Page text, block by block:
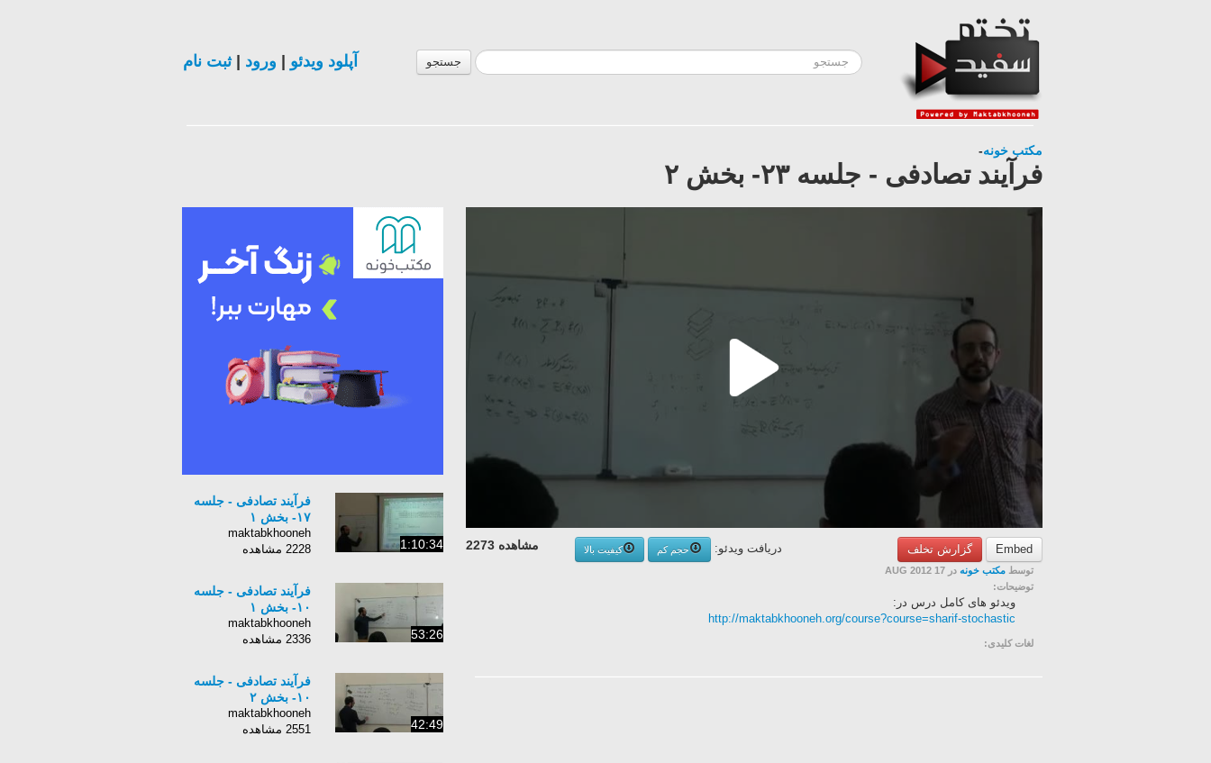
جستجو آپلود ویدئو ورود |ثبت نام
مکتب خونه-
فرآیند تصادفی - جلسه ۲۳- بخش ۲
Embed گزارش تخلف مشاهده 2273 دریافت ویدئو: حجم کم
کیفیت بالا
توسط مکتب خونه در 17 AUG 2012
توضیحات:
ویدئو های کامل درس در:
http://maktabkhooneh.org/course?course=sharif-stochastic
لغات کلیدی:
1:10:34
فرآیند تصادفی - جلسه
۱۷- بخش ۱
maktabkhooneh
2228 مشاهده
53:26
فرآیند تصادفی - جلسه
۱۰- بخش ۱
maktabkhooneh
2336 مشاهده
42:49
فرآیند تصادفی - جلسه
۱۰- بخش ۲
maktabkhooneh
2551 مشاهده